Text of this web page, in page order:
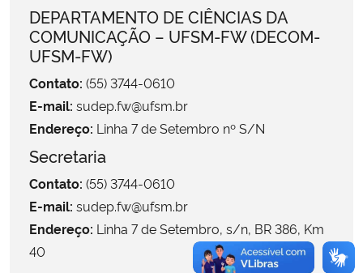
Ministério do Turismo
Ministério do Desenvolvimento Regional
Controladoria-Geral da União
Ministério da Mulher, da Família e dos Direitos Humanos
Secretaria-Geral
Secretaria de Governo
DEPARTAMENTO DE CIÊNCIAS DA
COMUNICAÇÃO – UFSM-FW (DECOM-
UFSM-FW)
Contato: (55) 3744-0610
E-mail: sudep.fw@ufsm.br
Endereço: Linha 7 de Setembro nº S/N
Secretaria
Contato: (55) 3744-0610
E-mail: sudep.fw@ufsm.br
Endereço: Linha 7 de Setembro, s/n, BR 386, Km
40